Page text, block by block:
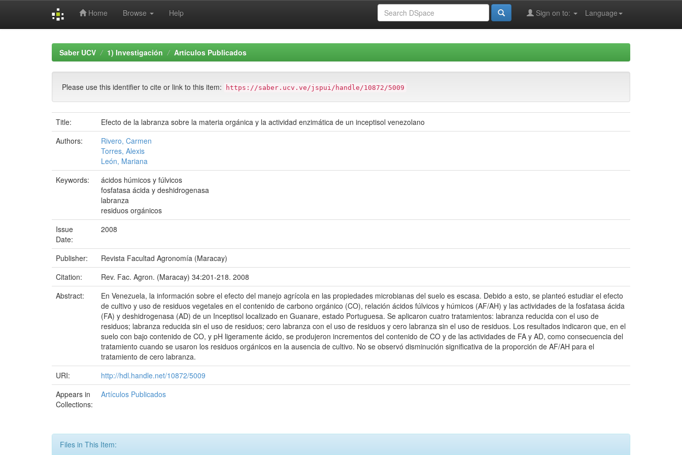
Home Browse Help Language
Sign on to:
Saber UCV 1) Investigación Artículos Publicados
Please use this identifier to cite or link to this item: https://saber.ucv.ve/jspui/handle/10872/5009
Title:
Efecto de la labranza sobre la materia orgánica y la actividad enzimática de un inceptisol venezolano
Authors:
Rivero, Carmen
Torres, Alexis
León, Mariana
Keywords:
ácidos húmicos y fúlvicos
fosfatasa ácida y deshidrogenasa
labranza
residuos orgánicos
Issue
Date:
2008
Publisher:
Revista Facultad Agronomía (Maracay)
Citation:
Rev. Fac. Agron. (Maracay) 34:201-218. 2008
Abstract:
En Venezuela, la información sobre el efecto del manejo agrícola en las propiedades microbianas del suelo es escasa. Debido a esto, se planteó estudiar el efecto
de cultivo y uso de residuos vegetales en el contenido de carbono orgánico (CO), relación ácidos fúlvicos y húmicos (AF/AH) y las actividades de la fosfatasa ácida
(FA) y deshidrogenasa (AD) de un Inceptisol localizado en Guanare, estado Portuguesa. Se aplicaron cuatro tratamientos: labranza reducida con el uso de
residuos; labranza reducida sin el uso de residuos; cero labranza con el uso de residuos y cero labranza sin el uso de residuos. Los resultados indicaron que, en el
suelo con bajo contenido de CO, y pH ligeramente ácido, se produjeron incrementos del contenido de CO y de las actividades de FA y AD, como consecuencia del
tratamiento cuando se usaron los residuos orgánicos en la ausencia de cultivo. No se observó disminución significativa de la proporción de AF/AH para el
tratamiento de cero labranza.
URI:
http://hdl.handle.net/10872/5009
Appears in
Collections:
Artículos Publicados
Files in This Item: